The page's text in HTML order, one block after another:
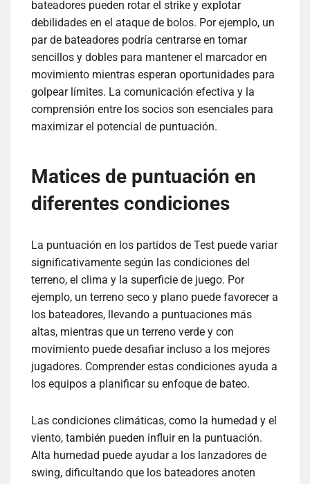
bateadores pueden rotar el strike y explotar
debilidades en el ataque de bolos. Por ejemplo, un
par de bateadores podría centrarse en tomar
sencillos y dobles para mantener el marcador en
movimiento mientras esperan oportunidades para
golpear límites. La comunicación efectiva y la
comprensión entre los socios son esenciales para
maximizar el potencial de puntuación.
Matices de puntuación en
diferentes condiciones
La puntuación en los partidos de Test puede variar
significativamente según las condiciones del
terreno, el clima y la superficie de juego. Por
ejemplo, un terreno seco y plano puede favorecer a
los bateadores, llevando a puntuaciones más
altas, mientras que un terreno verde y con
movimiento puede desafiar incluso a los mejores
jugadores. Comprender estas condiciones ayuda a
los equipos a planificar su enfoque de bateo.
Las condiciones climáticas, como la humedad y el
viento, también pueden influir en la puntuación.
Alta humedad puede ayudar a los lanzadores de
swing, dificultando que los bateadores anoten